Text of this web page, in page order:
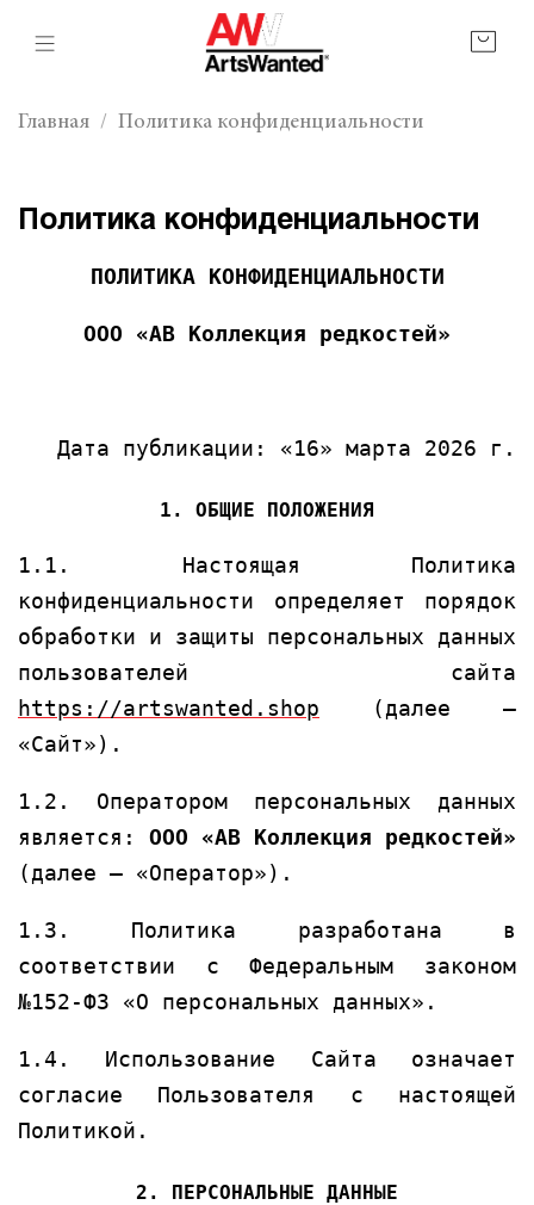
Главная Политика конфиденциальности
Политика конфиденциальности
ПОЛИТИКА КОНФИДЕНЦИАЛЬНОСТИ
ООО «АВ Коллекция редкостей»
Дата публикации: «16» марта 2026 г.
1. ОБЩИЕ ПОЛОЖЕНИЯ
1.1. Настоящая Политика
конфиденциальности определяет порядок
обработки и защиты персональных данных
пользователей сайта
https://artswanted.shop (далее –
«Сайт»).
1.2. Оператором персональных данных
является: ООО «АВ Коллекция редкостей»
(далее – «Оператор»).
1.3. Политика разработана в
соответствии с Федеральным законом
№152-ФЗ «О персональных данных».
1.4. Использование Сайта означает
согласие Пользователя с настоящей
Политикой.
2. ПЕРСОНАЛЬНЫЕ ДАННЫЕ